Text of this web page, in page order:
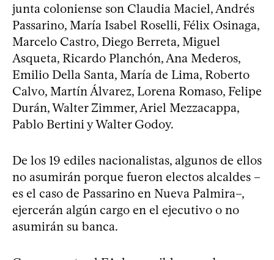
junta coloniense son Claudia Maciel, Andrés
Passarino, María Isabel Roselli, Félix Osinaga,
Marcelo Castro, Diego Berreta, Miguel
Asqueta, Ricardo Planchón, Ana Mederos,
Emilio Della Santa, María de Lima, Roberto
Calvo, Martín Álvarez, Lorena Romaso, Felipe
Durán, Walter Zimmer, Ariel Mezzacappa,
Pablo Bertini y Walter Godoy.
De los 19 ediles nacionalistas, algunos de ellos
no asumirán porque fueron electos alcaldes –
es el caso de Passarino en Nueva Palmira–,
ejercerán algún cargo en el ejecutivo o no
asumirán su banca.